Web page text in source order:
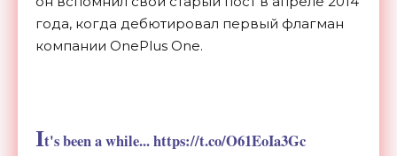
года, когда дебютировал первый флагман
компании OnePlus One.
It's been a while... https://t.co/O61EoIa3Gc